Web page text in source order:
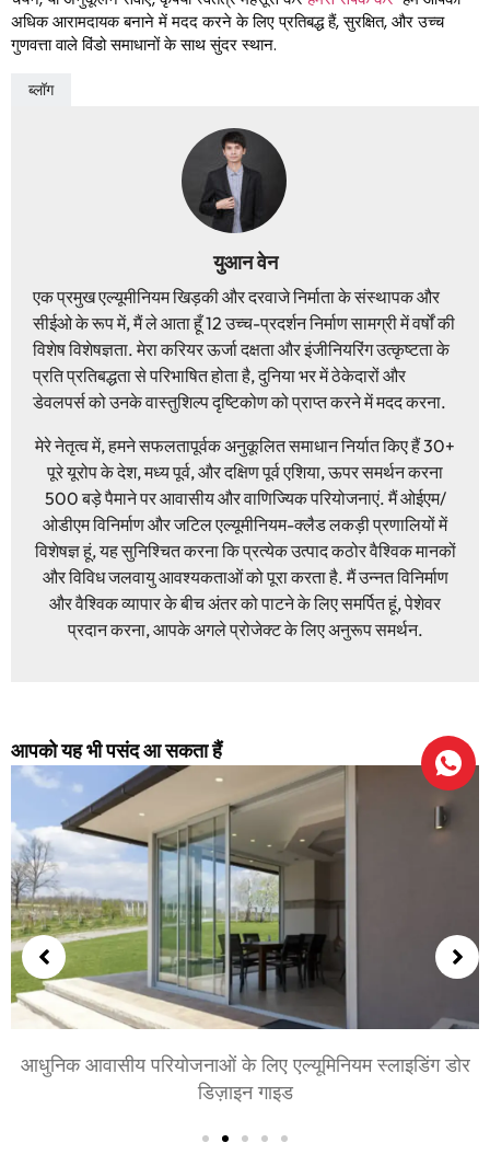
अधिक आरामदायक बनाने में मदद करने के लिए प्रतिबद्ध हैं, सुरक्षित, और उच्च
गुणवत्ता वाले विंडो समाधानों के साथ सुंदर स्थान.
ब्लॉग
युआन वेन
एक प्रमुख एल्यूमीनियम खिड़की और दरवाजे निर्माता के संस्थापक और
सीईओ के रूप में, मैं ले आता हूँ 12 उच्च-प्रदर्शन निर्माण सामग्री में वर्षों की
विशेष विशेषज्ञता. मेरा करियर ऊर्जा दक्षता और इंजीनियरिंग उत्कृष्टता के
प्रति प्रतिबद्धता से परिभाषित होता है, दुनिया भर में ठेकेदारों और
डेवलपर्स को उनके वास्तुशिल्प दृष्टिकोण को प्राप्त करने में मदद करना.
मेरे नेतृत्व में, हमने सफलतापूर्वक अनुकूलित समाधान निर्यात किए हैं 30+
पूरे यूरोप के देश, मध्य पूर्व, और दक्षिण पूर्व एशिया, ऊपर समर्थन करना
500 बड़े पैमाने पर आवासीय और वाणिज्यिक परियोजनाएं. मैं ओईएम/
ओडीएम विनिर्माण और जटिल एल्यूमीनियम-क्लैड लकड़ी प्रणालियों में
विशेषज्ञ हूं, यह सुनिश्चित करना कि प्रत्येक उत्पाद कठोर वैश्विक मानकों
और विविध जलवायु आवश्यकताओं को पूरा करता है. मैं उन्नत विनिर्माण
और वैश्विक व्यापार के बीच अंतर को पाटने के लिए समर्पित हूं, पेशेवर
प्रदान करना, आपके अगले प्रोजेक्ट के लिए अनुरूप समर्थन.
आपको यह भी पसंद आ सकता हैं
शयनकक्षों और बैठक कक्षों के लिए एल्युमीनियम के दरवाजे
आराम, शैली, और गोपनीयता